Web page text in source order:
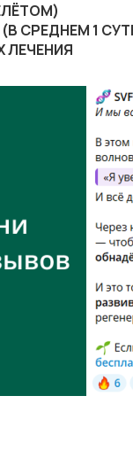
СРЕДНЕМ 1
ЛЕЧЕНИЯ